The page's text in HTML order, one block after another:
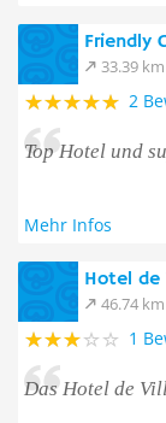
Friendly
33.39 km
2
Top Hotel und
Mehr Infos
Hotel de
46.74 km
1
Das Hotel de